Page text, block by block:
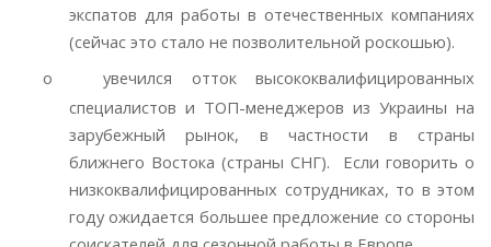
экспатов для работы в отечественных компаниях
(сейчас это стало не позволительной роскошью).
o
увечился отток высококвалифицированных
специалистов и ТОП-менеджеров из Украины на
зарубежный рынок, в частности в страны
ближнего Востока (страны СНГ). Если говорить о
низкоквалифицированных сотрудниках, то в этом
году ожидается большее предложение со стороны